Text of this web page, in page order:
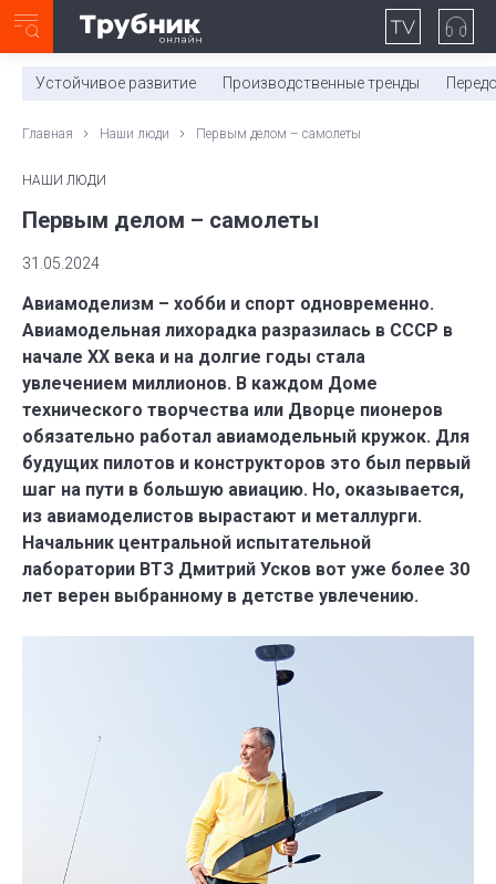
0:00/ 11:03
Устойчивое развитие Производственные тренды
Главная Наши люди Первым делом – самолеты
НАШИ ЛЮДИ
Первым делом – самолеты
31.05.2024
Авиамоделизм – хобби и спорт одновременно.
Авиамодельная лихорадка разразилась в СССР в
начале XX века и на долгие годы стала
увлечением миллионов. В каждом Доме
технического творчества или Дворце пионеров
обязательно работал авиамодельный кружок. Для
будущих пилотов и конструкторов это был первый
шаг на пути в большую авиацию. Но, оказывается,
из авиамоделистов вырастают и металлурги.
Начальник центральной испытательной
лаборатории ВТЗ Дмитрий Усков вот уже более 30
лет верен выбранному в детстве увлечению.